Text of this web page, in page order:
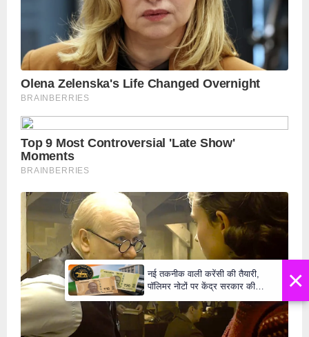
×
नई तकनीक वाली करेंसी की तैयारी,
पॉलिमर नोटों पर केंद्र सरकार की
₹10 और ₹20 के नोट - Daily Lok
Manch PM Modi U